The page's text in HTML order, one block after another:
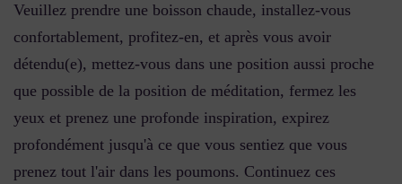
Veuillez prendre une boisson chaude, installez-vous
confortablement, profitez-en, et après vous avoir
détendu(e), mettez-vous dans une position aussi proche
que possible de la position de méditation, fermez les
yeux et prenez une profonde inspiration, expirez
profondément jusqu'à ce que vous sentiez que vous
prenez tout l'air dans les poumons. Continuez ces